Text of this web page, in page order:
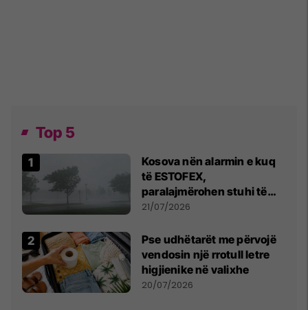
Top 5
Kosova nën alarmin e kuq
të ESTOFEX,
paralajmërohen stuhi të
fuqishme me breshër dhe
21/07/2026
Pse udhëtarët me përvojë
vendosin një rrotull letre
higjienike në valixhe
20/07/2026